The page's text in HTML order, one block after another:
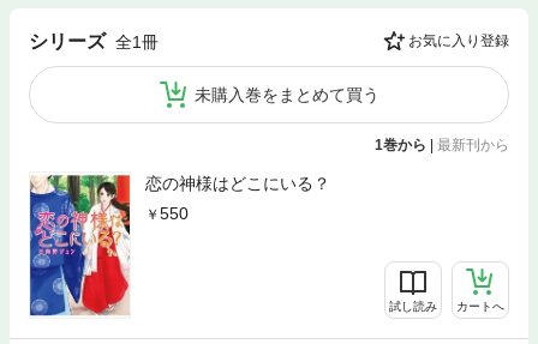
シリーズ 全1冊 お気に入り登録
未購入巻をまとめて買う
1巻から | 最新刊から
恋の神様はどこにいる？
550
試し読み カートへ